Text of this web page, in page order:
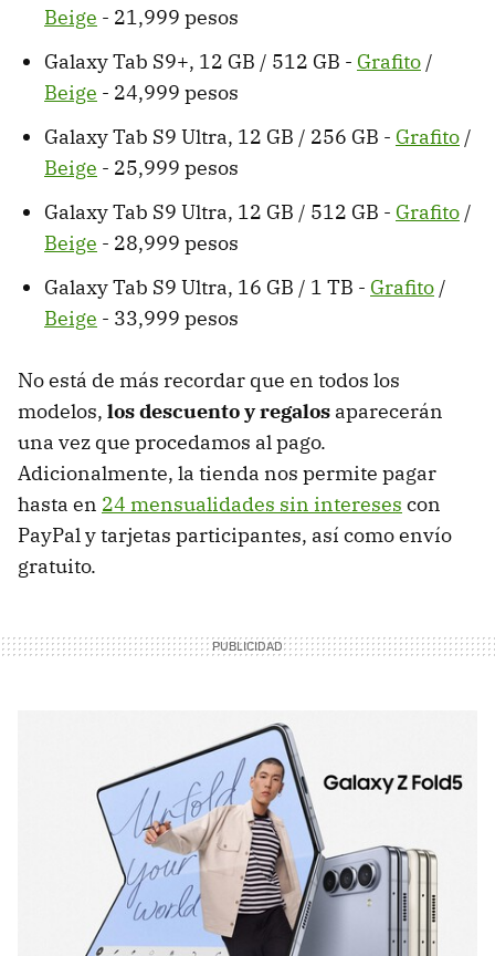
Beige - 21,999 pesos
Galaxy Tab S9+, 12 GB / 512 GB - Grafito /
Beige - 24,999 pesos
Galaxy Tab S9 Ultra, 12 GB / 256 GB - Grafito /
Beige - 25,999 pesos
Galaxy Tab S9 Ultra, 12 GB / 512 GB - Grafito /
Beige - 28,999 pesos
Galaxy Tab S9 Ultra, 16 GB / 1 TB - Grafito /
Beige - 33,999 pesos
No está de más recordar que en todos los
modelos, los descuento y regalos aparecerán
una vez que procedamos al pago.
Adicionalmente, la tienda nos permite pagar
hasta en 24 mensualidades sin intereses con
PayPal y tarjetas participantes, así como envío
gratuito.